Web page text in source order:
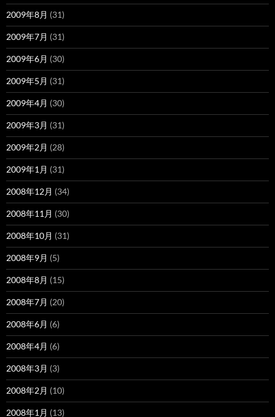
2009年8月 (31)
2009年7月 (31)
2009年6月 (30)
2009年5月 (31)
2009年4月 (30)
2009年3月 (31)
2009年2月 (28)
2009年1月 (31)
2008年12月 (34)
2008年11月 (30)
2008年10月 (31)
2008年9月 (5)
2008年8月 (15)
2008年7月 (20)
2008年6月 (6)
2008年4月 (6)
2008年3月 (3)
2008年2月 (10)
2008年1月 (13)